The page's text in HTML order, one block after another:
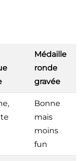
Médaille
ronde
gravée
Bonne
mais
moins
fun